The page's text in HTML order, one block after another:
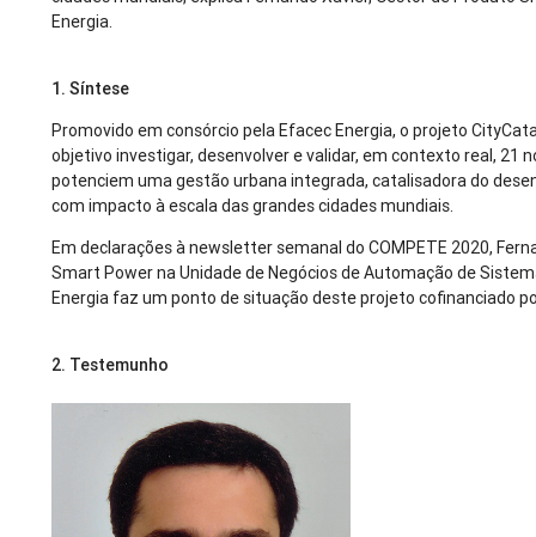
Energia.
1. Síntese
Promovido em consórcio pela Efacec Energia, o projeto
objetivo investigar, desenvolver e validar, em contexto real, 21
potenciem uma gestão urbana integrada, catalisadora do
com impacto à escala das grandes cidades mundiais.
Em declarações à newsletter semanal do COMPETE 2020,
Smart Power na Unidade de Negócios de Automação de
Energia faz um ponto de situação deste projeto cofinanciado
2. Testemunho